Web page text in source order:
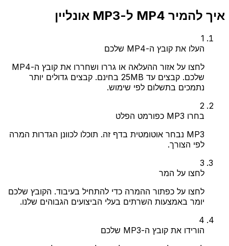
איך להמיר MP4 ל-MP3 אונליין
1
העלו את קובץ ה-MP4 שלכם
לחצו על אזור ההעלאה או גררו ושחררו את קובץ ה-MP4
שלכם. קבצים עד 25MB בחינם. קבצים גדולים יותר
נתמכים בתשלום לפי שימוש.
2
בחרו MP3 כפורמט הפלט
MP3 נבחר אוטומטית בדף זה. תוכלו לכוונן הגדרות המרה
לפי הצורך.
3
לחצו על המר
לחצו על כפתור ההמרה כדי להתחיל בעיבוד. הקובץ שלכם
יומר באמצעות השרתים בעלי הביצועים הגבוהים שלנו.
4
הורידו את קובץ ה-MP3 שלכם